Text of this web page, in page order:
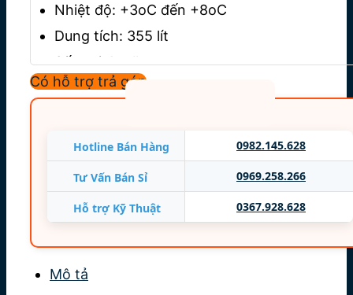
Nhiệt độ: +3oC đến +8oC
Dung tích: 355 lít
Sấy sợi 4 mặt
Có quạt gió xung quanh
Công suất: 670 W
Điện áp: 220V/50Hz/1P
Trọng lượng: 180 kg
Xuất xứ: Hàn Quốc
Có hỗ trợ trả góp
Hotline Bán Hàng 0982.145.628
Tư Vấn Bán Sỉ 0969.258.266
Hỗ trợ Kỹ Thuật 0367.928.628
Mô tả